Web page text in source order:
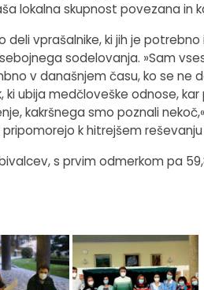
lokalna skupnost povezana in
deli vprašalnike, ki jih je
sodelovanja. »Sam
v današnjem času, ko se ne
ubija medčloveške odnose,
kakršnega smo poznali
k hitrejšem reševanju
s prvim odmerkom pa